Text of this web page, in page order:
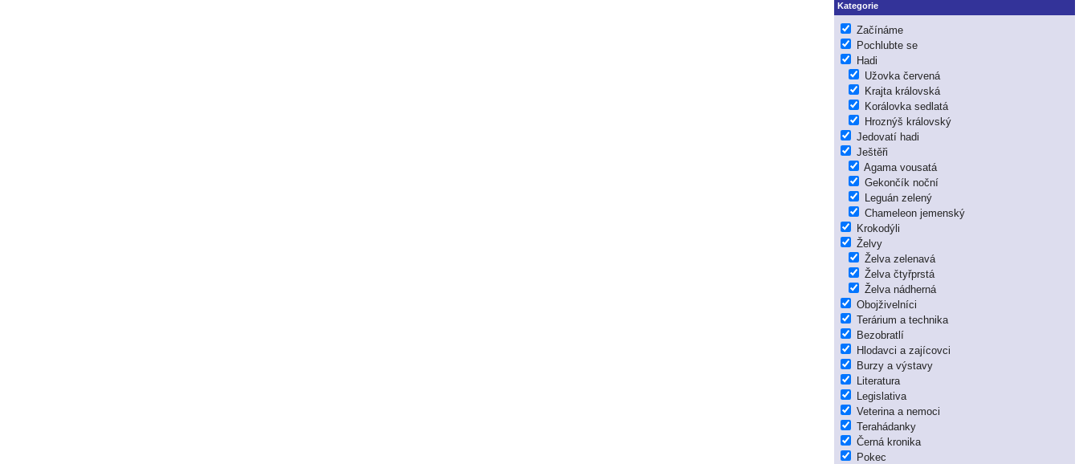
Kategorie
Začínáme
Pochlubte se
Hadi
Užovka červená
Krajta královská
Korálovka sedlatá
Hroznýš královský
Jedovatí hadi
Ještěři
Agama vousatá
Gekončík noční
Leguán zelený
Chameleon jemenský
Krokodýli
Želvy
Želva zelenavá
Želva čtyřprstá
Želva nádherná
Obojživelníci
Terárium a technika
Bezobratlí
Hlodavci a zajícovci
Burzy a výstavy
Literatura
Legislativa
Veterina a nemoci
Terahádanky
Černá kronika
Pokec